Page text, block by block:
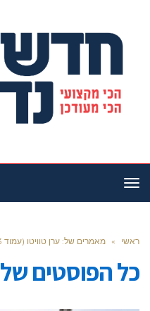
תפריט
ראשי » מאמרים של: ערן טוויטו (עמוד 3)
כל הפוסטים של